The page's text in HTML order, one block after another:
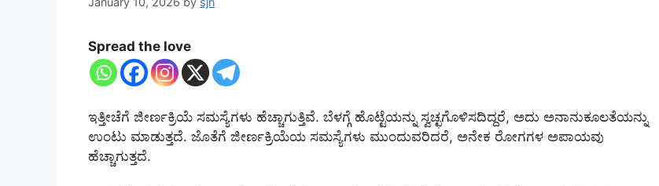
Spread the love
ಇತ್ತೀಚೆಗೆ ಜೀರ್ಣಕ್ರಿಯೆ ಸಮಸ್ಯೆಗಳು ಹೆಚ್ಚಾಗುತ್ತಿವೆ. ಬೆಳಗ್ಗೆ ಹೊಟ್ಟೆಯನ್ನು ಸ್ವಚ್ಛಗೊಳಿಸದಿದ್ದರೆ, ಅದು ಅನಾನುಕೂಲತೆಯನ್ನು
ಉಂಟು ಮಾಡುತ್ತದೆ. ಜೊತೆಗೆ ಜೀರ್ಣಕ್ರಿಯೆಯ ಸಮಸ್ಯೆಗಳು ಮುಂದುವರಿದರೆ, ಅನೇಕ ರೋಗಗಳ ಅಪಾಯವು
ಹೆಚ್ಚಾಗುತ್ತದೆ.